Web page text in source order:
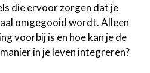
die ervoor zorgen dat je
omgegooid wordt. Alleen
voorbij is en hoe kan je de
in je leven integreren?